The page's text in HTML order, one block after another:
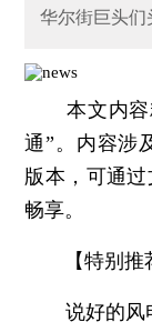
华尔街巨头们
本文内容
通”。内容涉
版本，可通
畅享。
【特别推
说好的风